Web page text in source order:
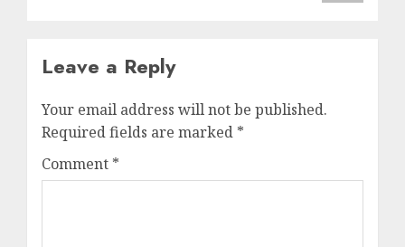
Leave a Reply
Your email address will not be published.
Required fields are marked *
Comment *